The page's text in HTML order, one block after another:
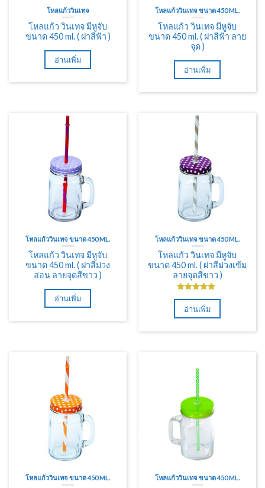
โหลแก้ววินเทจ
โหลแก้ว วินเทจ มีหูจับ
ขนาด 450 ml. ( ฝาสีฟ้า )
อ่านเพิ่ม
โหลแก้ววินเทจ ขนาด 450 ML.
โหลแก้ว วินเทจ มีหูจับ
ขนาด 450 ml. ( ฝาสีฟ้า ลาย
จุด )
อ่านเพิ่ม
โหลแก้ววินเทจ ขนาด 450 ML.
โหลแก้ว วินเทจ มีหูจับ
ขนาด 450 ml. ( ฝาสีม่วง
อ่อน ลายจุดสีขาว )
อ่านเพิ่ม
โหลแก้ววินเทจ ขนาด 450 ML.
โหลแก้ว วินเทจ มีหูจับ
ขนาด 450 ml. ( ฝาสีม่วงเข้ม
ลายจุดสีขาว )
ให้คะแนน
5.00
ตั้งแต่
1-5 คะแนน
อ่านเพิ่ม
โหลแก้ววินเทจ ขนาด 450 ML. โหลแก้ววินเทจ ขนาด 450 ML.